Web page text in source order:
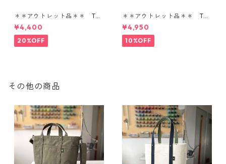
＊＊アウトレット品＊＊ TOT
E BAG SS
¥4,400
20%OFF
＊＊アウトレット品＊＊ TOT
E BAG SS
¥4,950
10%OFF
その他の商品